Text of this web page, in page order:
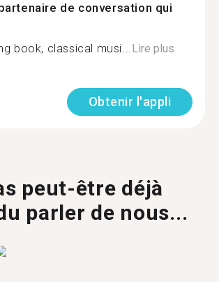
de conversation qui
book, classical musi...Lire plus
Obtenir l'appli
peut-être déjà
parler de nous...